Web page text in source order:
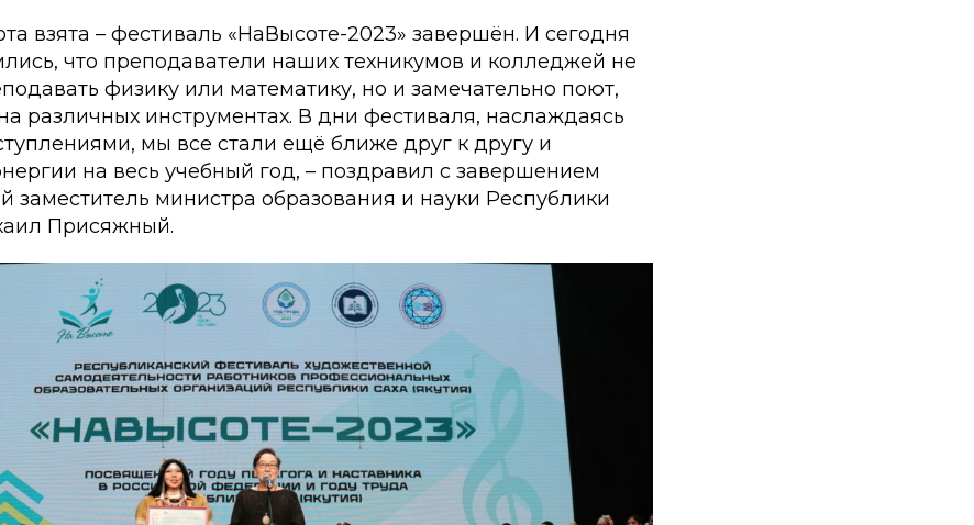
взята – фестиваль «НаВысоте-2023» завершён. И сегодня
что преподаватели наших техникумов и колледжей не
физику или математику, но и замечательно поют,
различных инструментах. В дни фестиваля, наслаждаясь
мы все стали ещё ближе друг к другу и
на весь учебный год, – поздравил с завершением
заместитель министра образования и науки Республики
Присяжный.